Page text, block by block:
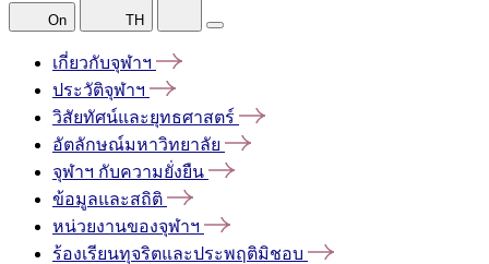
On TH
เกี่ยวกับจุฬาฯ
ประวัติจุฬาฯ
วิสัยทัศน์และยุทธศาสตร์
อัตลักษณ์มหาวิทยาลัย
จุฬาฯ กับความยั่งยืน
ข้อมูลและสถิติ
หน่วยงานของจุฬาฯ
ร้องเรียนทุจริตและประพฤติมิชอบ